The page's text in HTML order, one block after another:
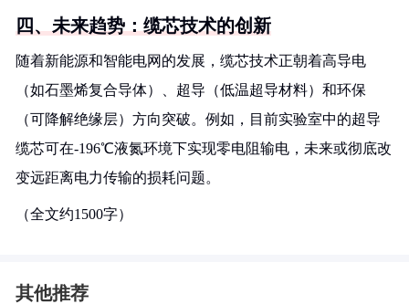
四、未来趋势：缆芯技术的创新
随着新能源和智能电网的发展，缆芯技术正朝着高导电
（如石墨烯复合导体）、超导（低温超导材料）和环保
（可降解绝缘层）方向突破。例如，目前实验室中的超导
缆芯可在-196℃液氮环境下实现零电阻输电，未来或彻底改
变远距离电力传输的损耗问题。
（全文约1500字）
其他推荐